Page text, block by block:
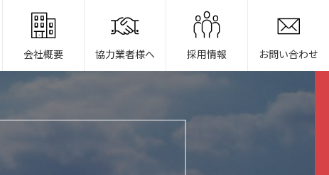
会社概要 協力業者様へ 採用情報 お問い合わせ